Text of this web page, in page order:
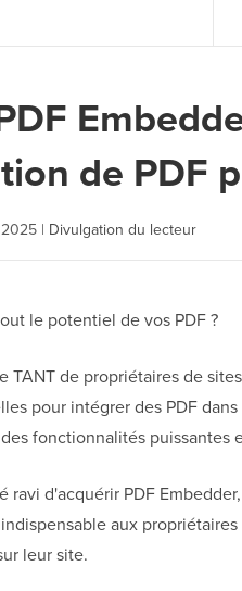
de PDF
| Divulgation du lecteur
le potentiel de vos PDF ?
TANT de propriétaires de
pour intégrer des PDF
fonctionnalités
ravi d'acquérir PDF
aux
leur site.